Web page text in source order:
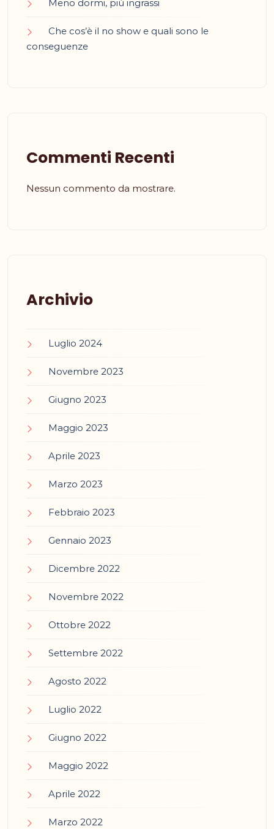
Meno dormi, più ingrassi
Che cos’è il no show e quali sono le
conseguenze
Commenti Recenti
Nessun commento da mostrare.
Archivio
Luglio 2024
Novembre 2023
Giugno 2023
Maggio 2023
Aprile 2023
Marzo 2023
Febbraio 2023
Gennaio 2023
Dicembre 2022
Novembre 2022
Ottobre 2022
Settembre 2022
Agosto 2022
Luglio 2022
Giugno 2022
Maggio 2022
Aprile 2022
Marzo 2022